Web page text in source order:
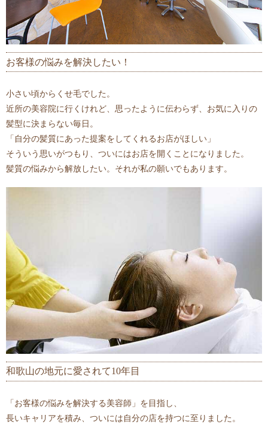
お客様の悩みを解決したい！
小さい頃からくせ毛でした。
近所の美容院に行くけれど、思ったように伝わらず、お気に入りの
髪型に決まらない毎日。
「自分の髪質にあった提案をしてくれるお店がほしい」
そういう思いがつもり、ついにはお店を開くことになりました。
髪質の悩みから解放したい。それが私の願いでもあります。
和歌山の地元に愛されて10年目
「お客様の悩みを解決する美容師」を目指し、
長いキャリアを積み、ついには自分の店を持つに至りました。